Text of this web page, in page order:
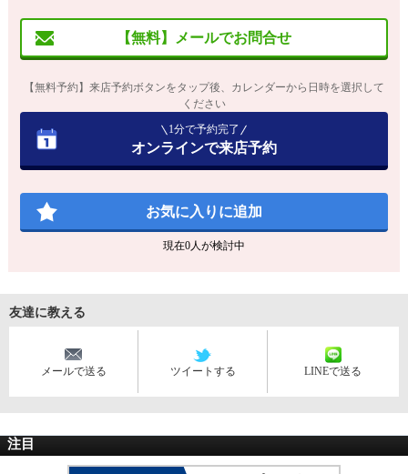
【無料】メールでお問合せ
【無料予約】来店予約ボタンをタップ後、カレンダーから日時を選択して
ください
1分で予約完了
オンラインで来店予約
お気に入りに追加
現在0人が検討中
友達に教える
メールで送る ツイートする LINEで送る
注目